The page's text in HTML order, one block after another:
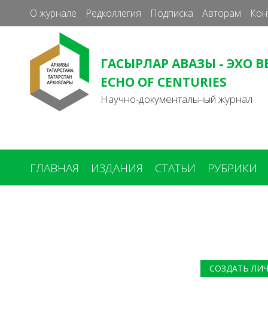
О журнале Редколлегия Подписка Авторам
ГАСЫРЛАР АВАЗЫ - ЭХО
ECHO OF CENTURIES
Научно-документальный журнал
ГЛАВНАЯ ИЗДАНИЯ СТАТЬИ РУБРИКИ
СОЗДАТЬ